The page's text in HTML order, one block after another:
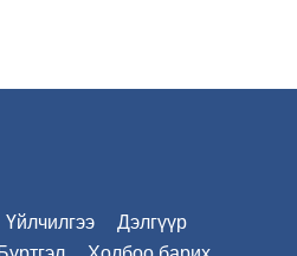
Үйлчилгээ
Дэлгүүр